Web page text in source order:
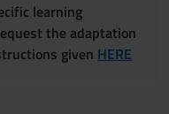
learning
the adaptation
given HERE